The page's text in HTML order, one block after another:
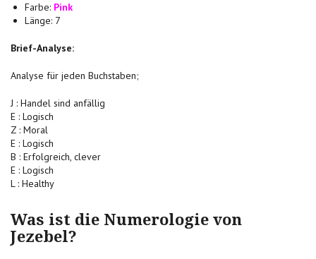
Farbe: Pink
Länge: 7
Brief-Analyse:
Analyse für jeden Buchstaben;
J : Handel sind anfällig
E : Logisch
Z : Moral
E : Logisch
B : Erfolgreich, clever
E : Logisch
L : Healthy
Was ist die Numerologie von
Jezebel?